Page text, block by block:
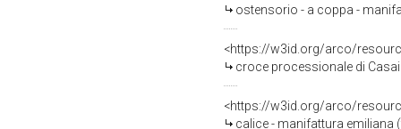
ostensorio - a coppa -
<https://w3id.org/arco/
croce processionale di
<https://w3id.org/arco/
calice - manifattura emiliana